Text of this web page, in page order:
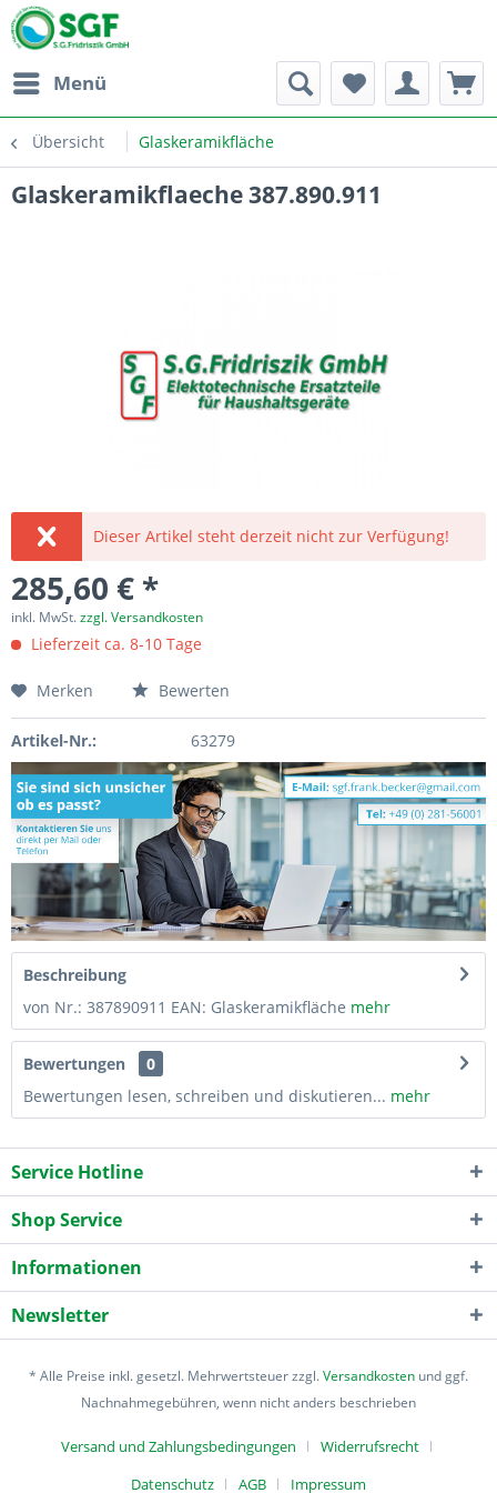
Menü
Übersicht Glaskeramikfläche
Glaskeramikflaeche 387.890.911
Dieser Artikel steht derzeit nicht zur Verfügung!
285,60 € *
inkl. MwSt.zzgl. Versandkosten
Lieferzeit ca. 8-10 Tage
Merken Bewerten
Artikel-Nr.: 63279
Beschreibung
von Nr.: 387890911 EAN: Glaskeramikfläche mehr
Bewertungen
0
Bewertungen lesen, schreiben und diskutieren... mehr
Service Hotline
Shop Service
Informationen
Newsletter
* Alle Preise inkl. gesetzl. Mehrwertsteuer zzgl.Versandkosten und ggf.
Nachnahmegebühren, wenn nicht anders beschrieben
Versand und Zahlungsbedingungen
Widerrufsrecht
Datenschutz
AGB Impressum